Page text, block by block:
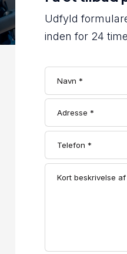
Udfyld
inden for 24